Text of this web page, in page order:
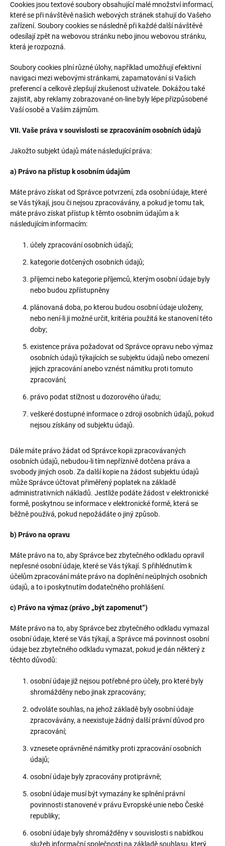
Cookies jsou textové soubory obsahující malé množství informací,
které se při návštěvě našich webových stránek stahují do Vašeho
zařízení. Soubory cookies se následně při každé další návštěvě
odesílají zpět na webovou stránku nebo jinou webovou stránku,
která je rozpozná.
Soubory cookies plní různé úlohy, například umožňují efektivní
navigaci mezi webovými stránkami, zapamatování si Vašich
preferencí a celkově zlepšují zkušenost uživatele. Dokážou také
zajistit, aby reklamy zobrazované on-line byly lépe přizpůsobené
Vaší osobě a Vaším zájmům.
VII. Vaše práva v souvislosti se zpracováním osobních údajů
Jakožto subjekt údajů máte následující práva:
a) Právo na přístup k osobním údajům
Máte právo získat od Správce potvrzení, zda osobní údaje, které
se Vás týkají, jsou či nejsou zpracovávány, a pokud je tomu tak,
máte právo získat přístup k těmto osobním údajům a k
následujícím informacím:
účely zpracování osobních údajů;
kategorie dotčených osobních údajů;
příjemci nebo kategorie příjemců, kterým osobní údaje byly
nebo budou zpřístupněny
plánovaná doba, po kterou budou osobní údaje uloženy,
nebo není-li ji možné určit, kritéria použitá ke stanovení této
doby;
existence práva požadovat od Správce opravu nebo výmaz
osobních údajů týkajících se subjektu údajů nebo omezení
jejich zpracování anebo vznést námitku proti tomuto
zpracování;
právo podat stížnost u dozorového úřadu;
veškeré dostupné informace o zdroji osobních údajů, pokud
nejsou získány od subjektu údajů.
Dále máte právo žádat od Správce kopii zpracovávaných
osobních údajů, nebudou-li tím nepříznivě dotčena práva a
svobody jiných osob. Za další kopie na žádost subjektu údajů
může Správce účtovat přiměřený poplatek na základě
administrativních nákladů. Jestliže podáte žádost v elektronické
formě, poskytnou se informace v elektronické formě, která se
běžně používá, pokud nepožádáte o jiný způsob.
b) Právo na opravu
Máte právo na to, aby Správce bez zbytečného odkladu opravil
nepřesné osobní údaje, které se Vás týkají. S přihlédnutím k
účelům zpracování máte právo na doplnění neúplných osobních
údajů, a to i poskytnutím dodatečného prohlášení.
c) Právo na výmaz (právo „být zapomenut“)
Máte právo na to, aby Správce bez zbytečného odkladu vymazal
osobní údaje, které se Vás týkají, a Správce má povinnost osobní
údaje bez zbytečného odkladu vymazat, pokud je dán některý z
těchto důvodů:
osobní údaje již nejsou potřebné pro účely, pro které byly
shromážděny nebo jinak zpracovány;
odvoláte souhlas, na jehož základě byly osobní údaje
zpracovávány, a neexistuje žádný další právní důvod pro
zpracování;
vznesete oprávněné námitky proti zpracování osobních
údajů;
osobní údaje byly zpracovány protiprávně;
osobní údaje musí být vymazány ke splnění právní
povinnosti stanovené v právu Evropské unie nebo České
republiky;
osobní údaje byly shromážděny v souvislosti s nabídkou
služeb informační společnosti na základě souhlasu, který